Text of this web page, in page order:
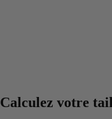
Calculez votre